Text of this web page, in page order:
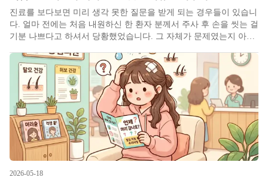
진료를 보다보면 미리 생각 못한 질문을 받게 되는 경우들이 있습니
다. 얼마 전에는 처음 내원하신 한 환자 분께서 주사 후 손을 씻는 걸
기분 나쁘다고 하셔서 당황했었습니다. 그 자체가 문제였는지 아니
모 진료보는 의사로서 그리고 의원 경영자로서의 입장을 글로 한번
2026-05-18